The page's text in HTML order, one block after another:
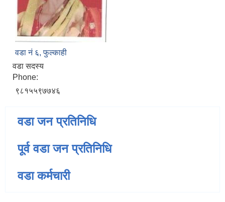
वडा नं‌ ६, फुल्काही
वडा सदस्य
Phone:
९८१५५९७७४६
वडा जन प्रतिनिधि
पूर्व वडा जन प्रतिनिधि
वडा कर्मचारी